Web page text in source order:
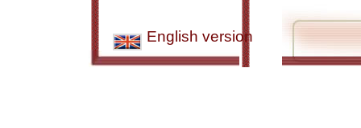
English version